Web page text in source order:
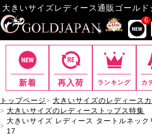
大きいサイズレディース通販ゴールド
6
新着 再入荷 ランキング カ
トップページ
大きいサイズのレディース
大きいサイズのレディーストップス特集
大きいサイズ レディース タートルネッ
17